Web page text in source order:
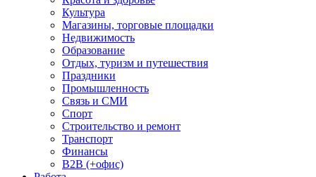
Культура
Магазины, торговые площадки
Недвижимость
Образование
Отдых, туризм и путешествия
Праздники
Промышленность
Связь и СМИ
Спорт
Строительство и ремонт
Транспорт
Финансы
B2B (+офис)